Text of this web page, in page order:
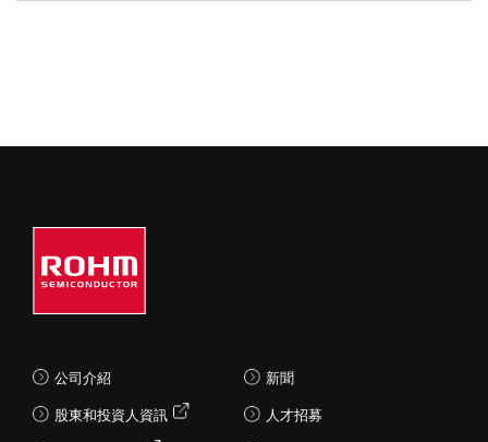
公司介紹
股東和投資人資訊
新聞
人才招募